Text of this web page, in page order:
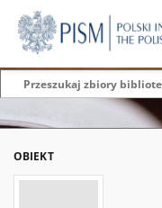
OBIEKT